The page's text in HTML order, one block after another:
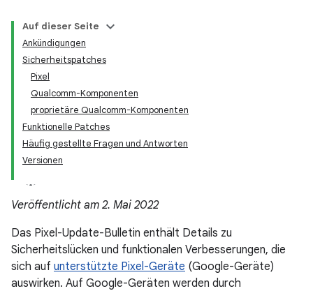
Auf dieser Seite
Ankündigungen
Sicherheitspatches
Pixel
Qualcomm-Komponenten
proprietäre Qualcomm-Komponenten
Funktionelle Patches
Häufig gestellte Fragen und Antworten
Versionen
Veröffentlicht am 2. Mai 2022
Das Pixel-Update-Bulletin enthält Details zu
Sicherheitslücken und funktionalen Verbesserungen, die
sich auf unterstützte Pixel-Geräte (Google-Geräte)
auswirken. Auf Google-Geräten werden durch